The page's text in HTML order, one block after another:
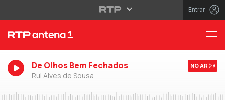
Entrar
De Olhos Bem Fechados
Rui Alves de Sousa
NO AR